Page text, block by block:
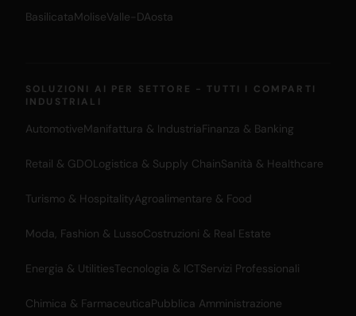
BasilicataMoliseValle-DAosta
SOLUZIONI AI PER SETTORE - TUTTI I COMPARTI
INDUSTRIALI
AutomotiveManifattura & IndustriaFinanza & Banking
Retail & GDOLogistica & Supply ChainSanità & Healthcare
Turismo & HospitalityAgroalimentare & Food
Moda, Fashion & LussoCostruzioni & Real Estate
Energia & UtilitiesTecnologia & ICTServizi Professionali
Chimica & FarmaceuticaPubblica Amministrazione